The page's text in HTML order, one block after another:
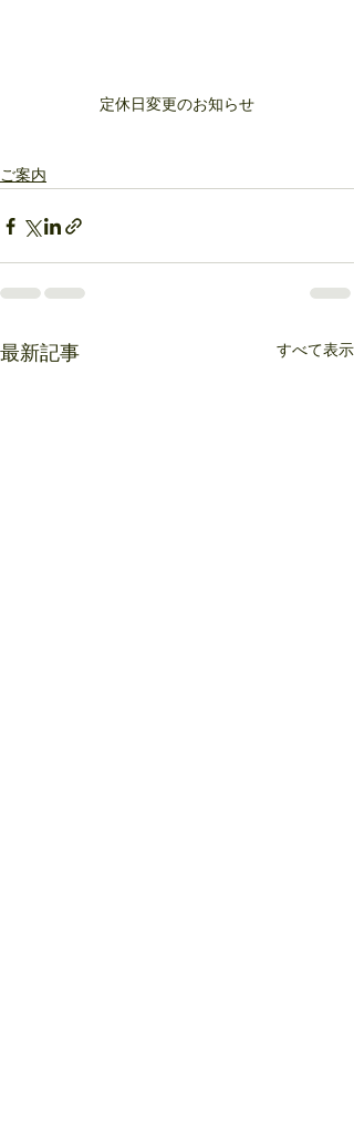
定休日変更のお知らせ
ご案内
最新記事 すべて表示